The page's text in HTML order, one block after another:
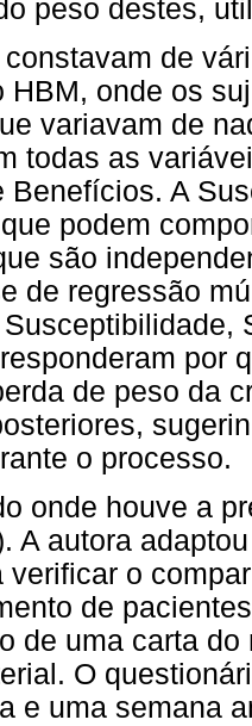
peso destes,
de
HBM, onde os
variavam de
todas as
Benefícios. A
podem
são
de regressão
por
de peso da
o processo.
onde houve a
A autora
verificar o
de
de uma carta
O
e uma semana